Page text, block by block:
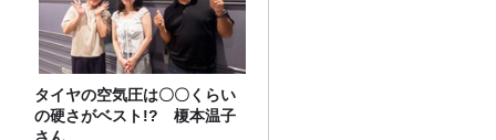
タイヤの空気圧は〇〇くらい
の硬さがベスト!? 榎本温子